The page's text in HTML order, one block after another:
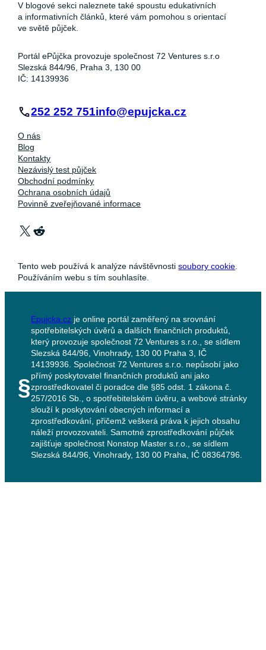
V blogové sekci naleznete také spoustu edukativních
a informativních článků, které vám pomohou s orientací
ve světě půjček.
Portál ePůjčka provozuje společnost 72 Ventures s.r.o
Slezská 844/96, Praha 3, 130 00
IČ: 14139936
252 252 751info@epujcka.cz
O nás
Blog
Kontakty
Nezávislý test půjček
Obchodní podmínky
Ochrana osobních údajů
Povinně zveřejňované informace
X Reddit
Tento web používá k analýze návštěvnostisoubory cookie.
Používáním webu s tím souhlasíte.
§
Epujcka.cz je online portál zaměřený na srovnání
spotřebitelských úvěrů a dalších finančních produktů,
který provozuje společnost 72 Ventures s.r.o., se sídlem
Slezská 844/96, Vinohrady, 130 00 Praha 3, IČ
14139936. Společnost 72 Ventures s.r.o. nepůsobí jako
přímý poskytovatel finančních produktů ani jako
zprostředkovatel či poradce dle §85 odst. 1 zákona č.
257/2016 Sb., o spotřebitelském úvěru, a webové stránky
slouží k poskytování obecných informací a
zprostředkování, přičemž veškerá práva k jejich obsahu
náleží provozovateli. Samotné zprostředkování půjček
zajišťuje společnost Nonstop Master s.r.o., se sídlem
Slezská 844/96, Vinohrady, 130 00 Praha, IČ 08364796.